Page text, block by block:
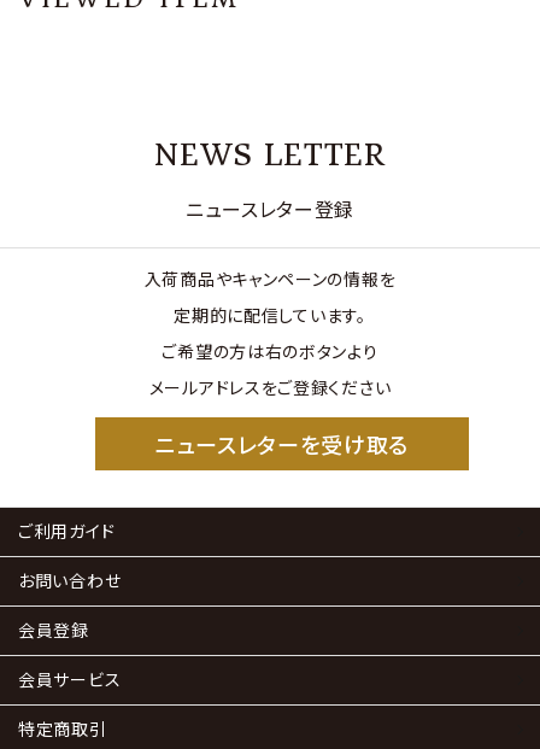
NEWS LETTER
ニュースレター登録
入荷商品やキャンペーンの情報を
定期的に配信しています。
ご希望の方は右のボタンより
メールアドレスをご登録ください
ニュースレターを受け取る
ご利用ガイド
お問い合わせ
会員登録
会員サービス
特定商取引